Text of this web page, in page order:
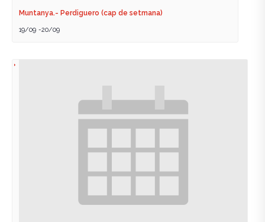
Muntanya.- Perdiguero (cap de setmana)
19/09 -20/09